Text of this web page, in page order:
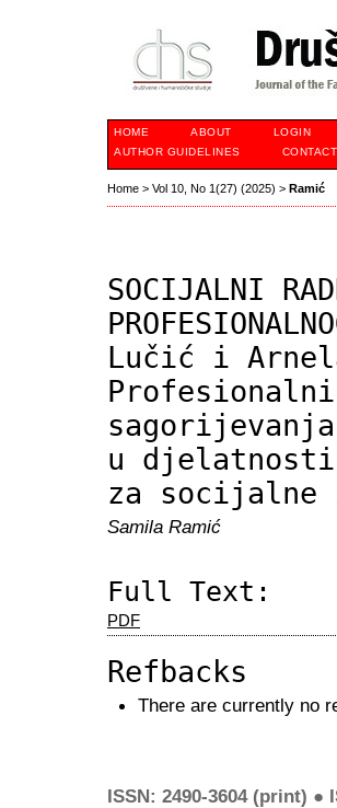
HOME ABOUT LOGIN
AUTHOR GUIDELINES
CONTACT
Home > Vol 10, No 1(27) (2025) > Ramić
SOCIJALNI
Lučić i
u
za socijalne
Samila Ramić
Full Text:
PDF
Refbacks
There are currently no
ISSN: 2490-3604 (print) ●